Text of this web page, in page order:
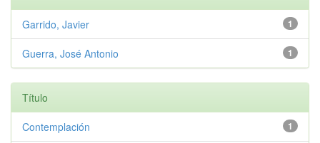
1
Garrido, Javier
1
Guerra, José Antonio
Título
1
Contemplación